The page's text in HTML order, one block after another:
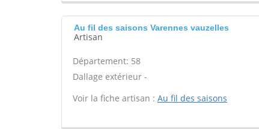
Au fil des saisons Varennes vauzelles
Artisan
Département: 58
Dallage extérieur -
Voir la fiche artisan : Au fil des saisons